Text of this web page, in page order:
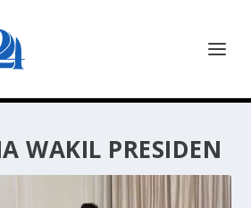
WAKIL PRESIDEN